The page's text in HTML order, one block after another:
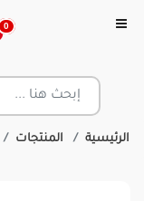
0
الرئيسية المنتجات